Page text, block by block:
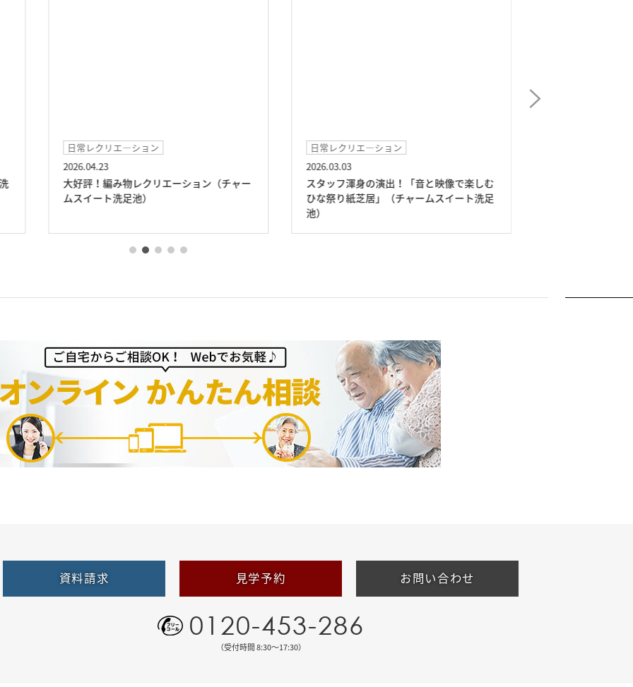
日常レクリエ―ション
2026.04.23
大好評！編み物レクリエーション（チャー
ムスイート洗足池）
日常レクリエ―ション
2026.03.03
スタッフ渾身の演出！「音と映像で楽しむ
ひな祭り紙芝居」（チャームスイート洗足
池）
資料請求 見学予約 お問い合わせ
0120-453-286
（受付時間 8:30〜17:30）